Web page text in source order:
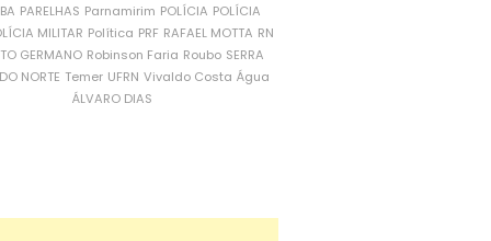
PARELHAS Parnamirim POLÍCIA POLÍCIA
MILITAR Política PRF RAFAEL MOTTA RN
GERMANO Robinson Faria Roubo SERRA
NORTE Temer UFRN Vivaldo Costa Água
ÁLVARO DIAS